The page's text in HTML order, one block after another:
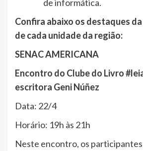
de informática.
Confira abaixo os destaques
de cada unidade da região:
SENAC AMERICANA
Encontro do Clube do Livro
escritora Geni Núñez
Data: 22/4
Horário: 19h às 21h
Neste encontro, os